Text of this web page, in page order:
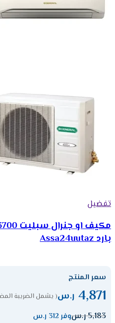
تفضيل
بارد Assa24uutaz
سعر المنتج
4,871 ر.س( يشمل الضريبة
5,183ر.سوفر 312 ر.س